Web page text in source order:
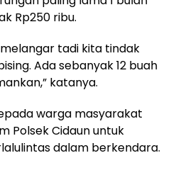
Rp250 ribu.
tadi kita tindak
Ada sebanyak 12 buah
katanya.
warga masyarakat
Polsek Cidaun untuk
dalam berkendara.